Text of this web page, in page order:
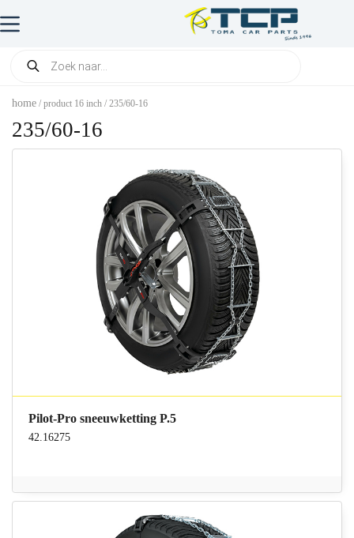
home / product 16 inch / 235/60-16
235/60-16
Pilot-Pro sneeuwketting P.5
42.16275